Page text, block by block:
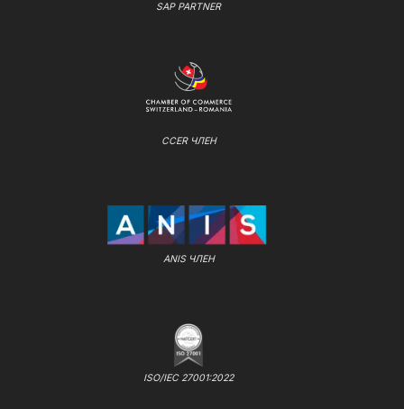
SAP PARTNER
CCER ЧЛЕН
ANIS ЧЛЕН
ISO/IEC 27001:2022